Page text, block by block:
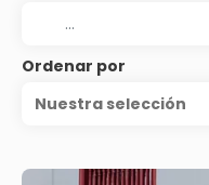
Ordenar por
Nuestra selección